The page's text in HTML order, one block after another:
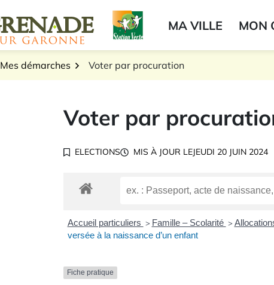
Logo Grenade sur GaronneMA VILLE MON
Mes démarches Voter par procuration
Voter par
ELECTIONS MIS À JOUR LEJEUDI 20 JUIN 2024
Accueil particuliers > Famille – Scolarité >
versée à la naissance d’un enfant
Fiche pratique